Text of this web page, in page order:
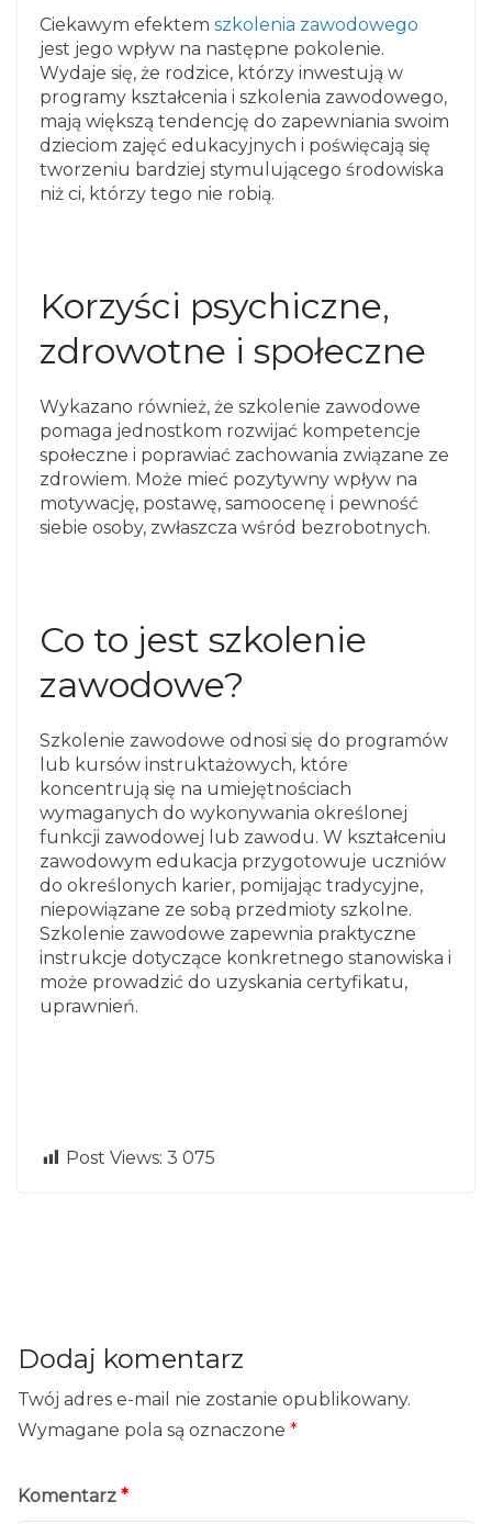
Ciekawym efektem szkolenia zawodowego
jest jego wpływ na następne pokolenie.
Wydaje się, że rodzice, którzy inwestują w
programy kształcenia i szkolenia zawodowego,
mają większą tendencję do zapewniania swoim
dzieciom zajęć edukacyjnych i poświęcają się
tworzeniu bardziej stymulującego środowiska
niż ci, którzy tego nie robią.
Korzyści psychiczne,
zdrowotne i społeczne
Wykazano również, że szkolenie zawodowe
pomaga jednostkom rozwijać kompetencje
społeczne i poprawiać zachowania związane ze
zdrowiem. Może mieć pozytywny wpływ na
motywację, postawę, samoocenę i pewność
siebie osoby, zwłaszcza wśród bezrobotnych.
Co to jest szkolenie
zawodowe?
Szkolenie zawodowe odnosi się do programów
lub kursów instruktażowych, które
koncentrują się na umiejętnościach
wymaganych do wykonywania określonej
funkcji zawodowej lub zawodu. W kształceniu
zawodowym edukacja przygotowuje uczniów
do określonych karier, pomijając tradycyjne,
niepowiązane ze sobą przedmioty szkolne.
Szkolenie zawodowe zapewnia praktyczne
instrukcje dotyczące konkretnego stanowiska i
może prowadzić do uzyskania certyfikatu,
uprawnień.
Post Views: 3 075
Pre sz księgowego
Ne
Kursy oraz szk
Dodaj komentarz
Twój adres e-mail nie zostanie opublikowany.
Wymagane pola są oznaczone *
Komentarz *